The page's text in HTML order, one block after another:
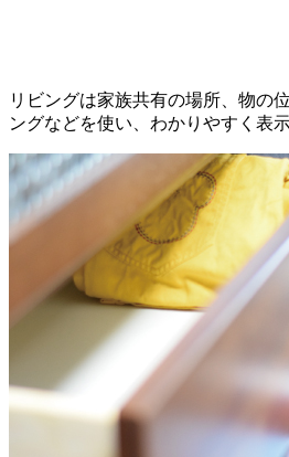
リビングは家族共有の場所、物の
ングなどを使い、わかりやすく表